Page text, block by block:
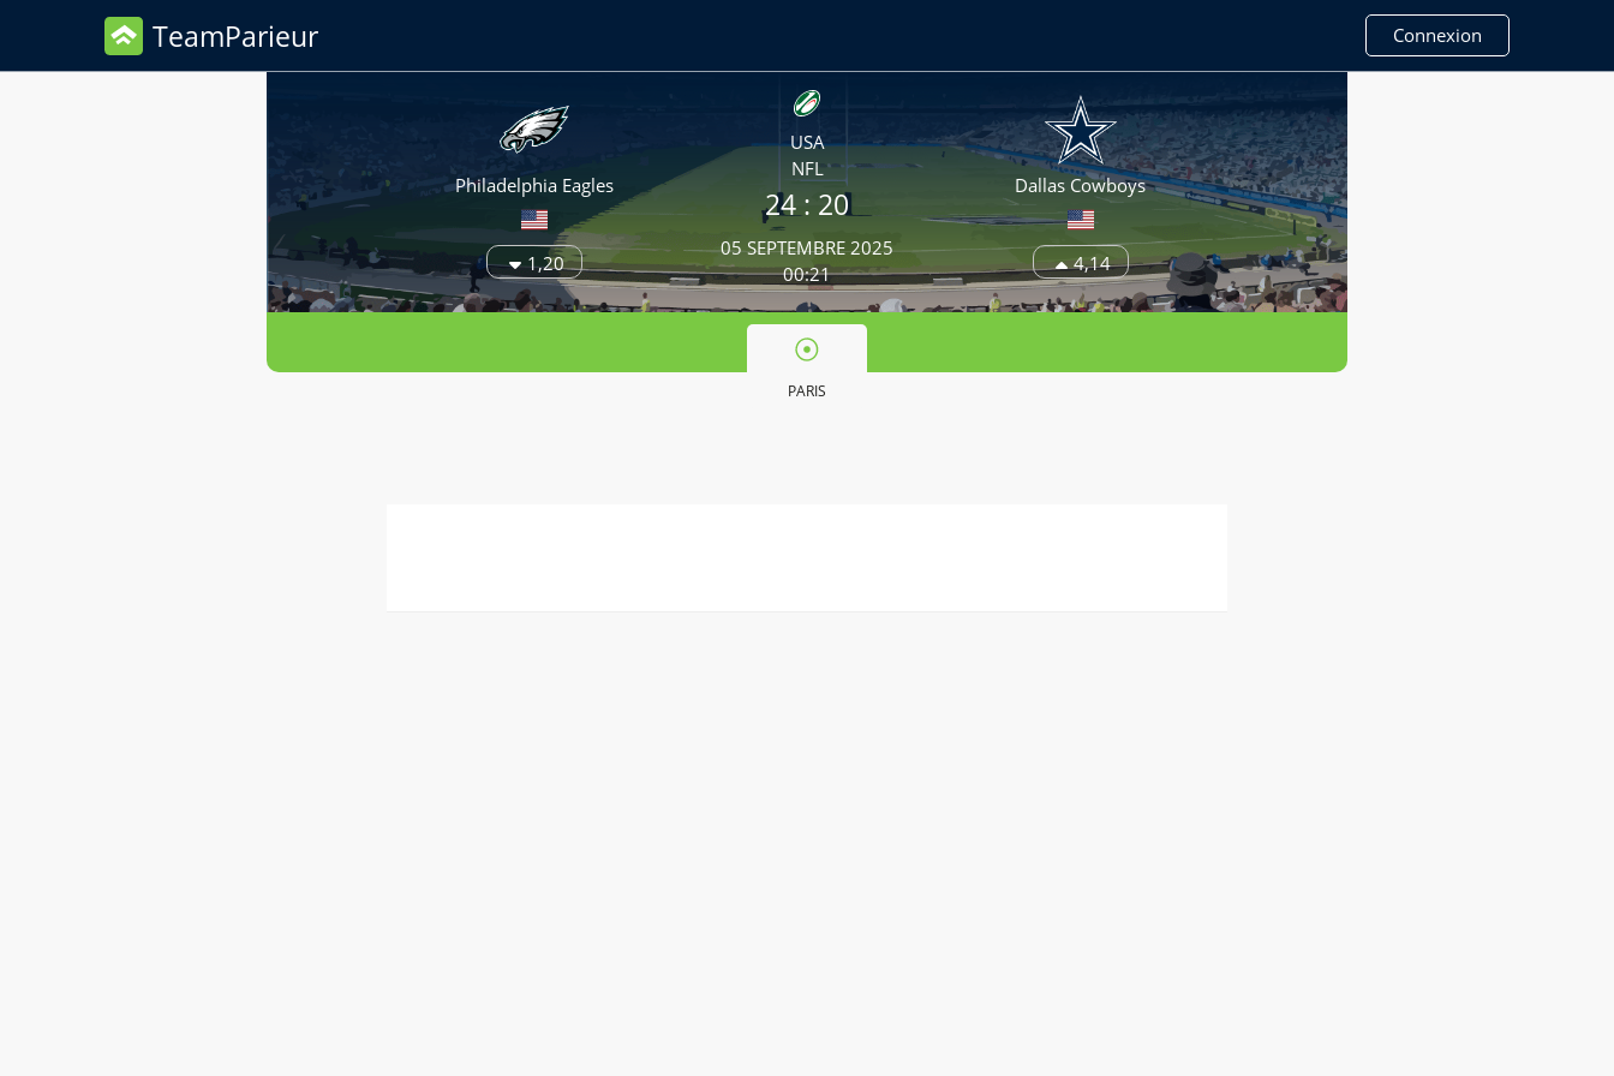
TeamParieur Connexion
Philadelphia Eagles
1,20
USA
NFL
24 : 20
05 SEPTEMBRE 2025
00:21
Dallas Cowboys
4,14
PARIS